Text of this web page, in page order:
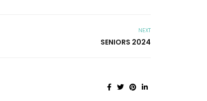
NEXT
SENIORS 2024